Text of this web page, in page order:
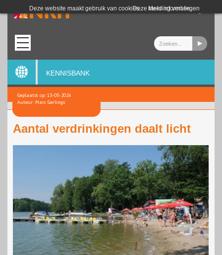
Deze website maakt gebruik van cookies. Meer informatie
Deze melding verbergen
Login
KENNISBANK
Geplaatst op: 13-05-2026
Auteur: Marc Gerlings
Aantal verdrinkingen daalt licht